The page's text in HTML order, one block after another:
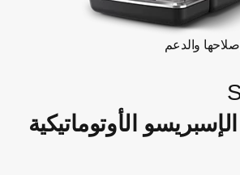
والدعم
الأوتوماتيكية